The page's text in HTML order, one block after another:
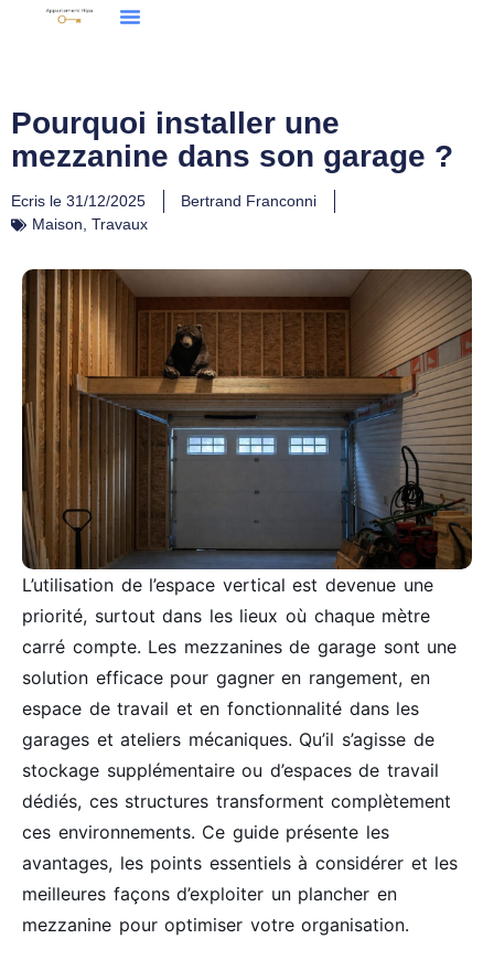
Pourquoi installer une
mezzanine dans son garage ?
Ecris le 31/12/2025
Bertrand Franconni
Maison, Travaux
L’utilisation de l’espace vertical est devenue une
priorité, surtout dans les lieux où chaque mètre
carré compte. Les mezzanines de garage sont une
solution efficace pour gagner en rangement, en
espace de travail et en fonctionnalité dans les
garages et ateliers mécaniques. Qu’il s’agisse de
stockage supplémentaire ou d’espaces de travail
dédiés, ces structures transforment complètement
ces environnements. Ce guide présente les
avantages, les points essentiels à considérer et les
meilleures façons d’exploiter un plancher en
mezzanine pour optimiser votre organisation.